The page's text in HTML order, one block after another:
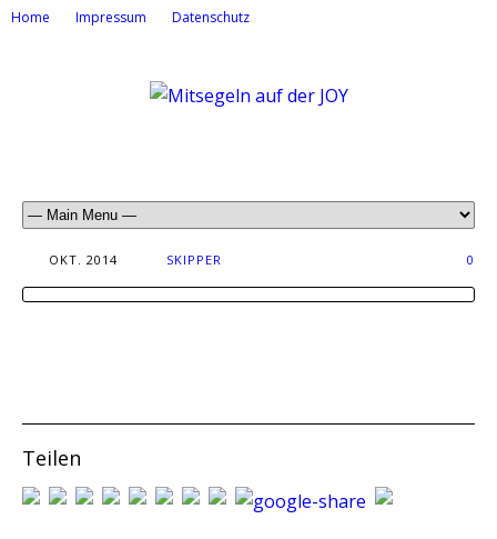
Home Impressum Datenschutz
OKT. 2014 SKIPPER 0
Teilen